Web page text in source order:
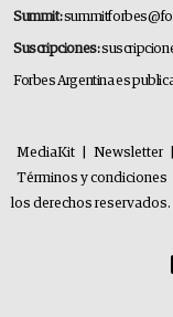
Summit:
Suscripciones:
Forbes Argentina es
MediaKit Newsletter
Términos y condiciones
los derechos reservados.